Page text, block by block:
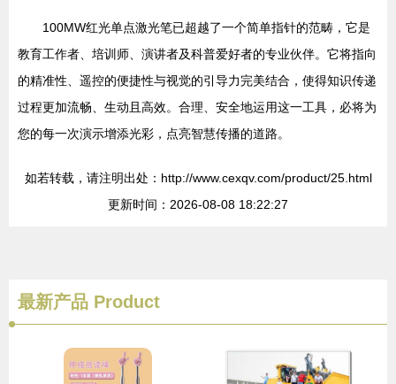
100MW红光单点激光笔已超越了一个简单指针的范畴，它是
教育工作者、培训师、演讲者及科普爱好者的专业伙伴。它将指向
的精准性、遥控的便捷性与视觉的引导力完美结合，使得知识传递
过程更加流畅、生动且高效。合理、安全地运用这一工具，必将为
您的每一次演示增添光彩，点亮智慧传播的道路。
如若转载，请注明出处：http://www.cexqv.com/product/25.html
更新时间：2026-08-08 18:22:27
最新产品 Product